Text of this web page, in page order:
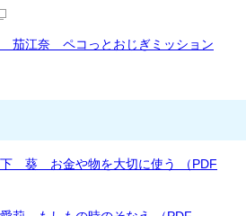
江奈 ペコっとおじぎミッション
葵 お金や物を大切に使う （PDF